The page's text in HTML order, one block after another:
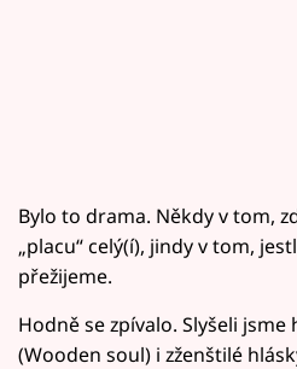
Bylo to drama. Někdy v tom,
„placu“ celý(í), jindy v tom,
přežijeme.
Hodně se zpívalo. Slyšeli jsme
(Wooden soul) i zženštilé